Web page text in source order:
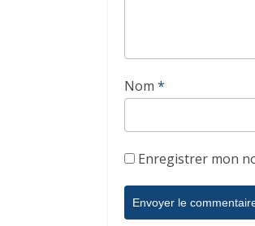
Nom *
Enregistrer mon